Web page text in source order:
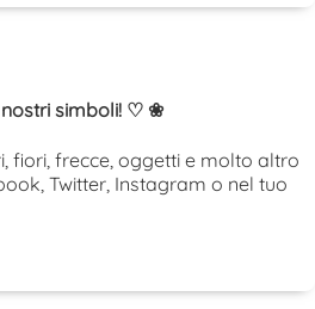
simboli! ♡ ❀
fiori, frecce, oggetti e molto altro
Twitter, Instagram o nel tuo